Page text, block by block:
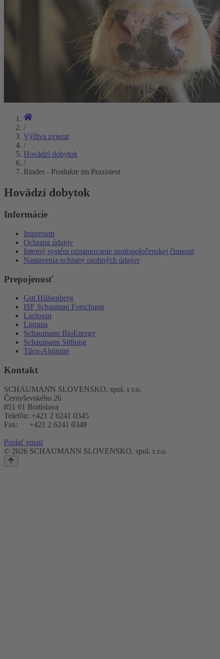
/
Výživa zvierat
/
Hovädzí dobytok
/
Rinder - Produkte im Praxistest
Hovädzí dobytok
Informácie
Impresum
Ochrana údajov
Interný systém oznamovanie protispoločenskej činnosti
Nastavenia ochrany osobných údajov
Prepojenosť
Gut Hülsenberg
ISF Schauman Forschung
Lactosan
Ligrana
Schaumann BioEnergy
Schaumann Stiftung
Tilco-Alginure
Kontakt
SCHAUMANN SLOVENSKO, spol. s r.o.
Černyševského 26
851 01 Bratislava
Telefón: +421 2 6241 0345
Fax: +421 2 6241 0348
Poslať email
© 2026 SCHAUMANN SLOVENSKO, spol. s r.o.